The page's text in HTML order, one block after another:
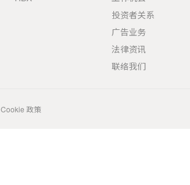
投资者关系
广告业务
法律资讯
联络我们
Cookie 政策